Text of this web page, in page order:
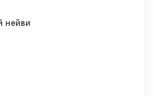
нейви